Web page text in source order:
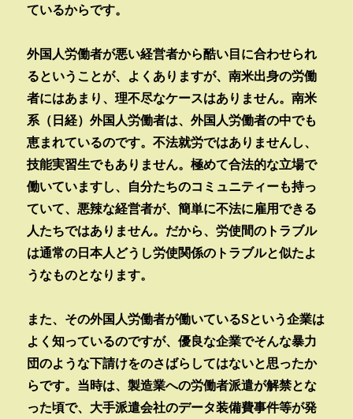
ているからです。
外国人労働者が悪い経営者から酷い目に合わせられ
るということが、よくありますが、南米出身の労働
者にはあまり、理不尽なケースはありません。南米
系（日経）外国人労働者は、外国人労働者の中でも
恵まれているのです。不法就労ではありませんし、
技能実習生でもありません。極めて合法的な立場で
働いていますし、自分たちのコミュニティーも持っ
ていて、悪辣な経営者が、簡単に不法に雇用できる
人たちではありません。だから、労使間のトラブル
は通常の日本人どうし労使関係のトラブルと似たよ
うなものとなります。
また、その外国人労働者が働いているSという企業は
よく知っているのですが、優良な企業でそんな暴力
団のような下請けをのさばらしてはないと思ったか
らです。当時は、製造業への労働者派遣が解禁とな
った頃で、大手派遣会社のデータ装備費事件等が発